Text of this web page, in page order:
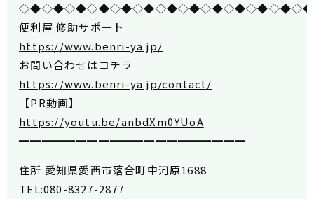
便利屋 修助サポート
https://www.benri-ya.jp/
お問い合わせはコチラ
https://www.benri-ya.jp/contact/
【PR動画】
https://youtu.be/anbdXm0YUoA
━━━━━━━━━━━━━━━━━━━━
住所:愛知県愛西市落合町中河原1688
TEL:080-8327-2877